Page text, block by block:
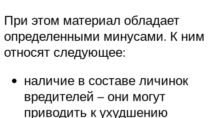
При этом материал обладает
определенными минусами. К ним
относят следующее:
наличие в составе личинок
вредителей – они могут
приводить к ухудшению